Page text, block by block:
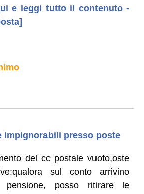
e leggi tutto il contenuto -
impignorabili presso poste
del cc postale vuoto,oste
sul conto arrivino
pensione, posso ritirare le